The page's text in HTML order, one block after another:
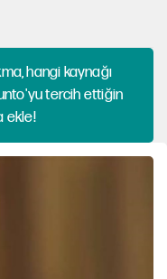
hangi kaynağı
tercih ettiğin
ekle!